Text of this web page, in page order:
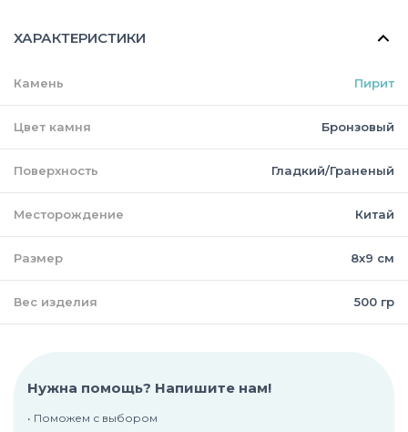
ХАРАКТЕРИСТИКИ
Камень Пирит
Цвет камня Бронзовый
Поверхность Гладкий/Граненый
Месторождение Китай
Размер 8х9 см
Вес изделия 500 гр
Нужна помощь? Напишите нам!
• Поможем с выбором